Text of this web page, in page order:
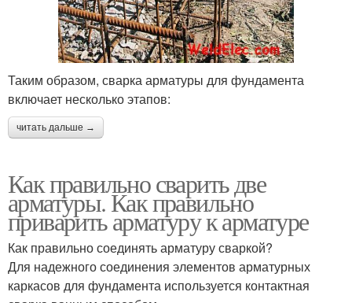
Таким образом, сварка арматуры для фундамента
включает несколько этапов:
читать дальше →
Как правильно сварить две
арматуры. Как правильно
приварить арматуру к арматуре
Как правильно соединять арматуру сваркой?
Для надежного соединения элементов арматурных
каркасов для фундамента используется контактная